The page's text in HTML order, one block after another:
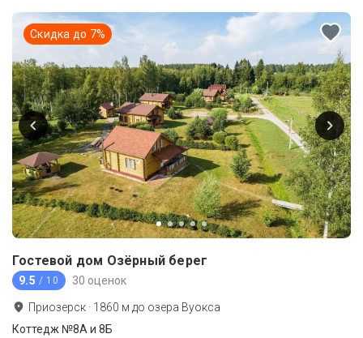
Скидка до 7%
Гостевой дом Озёрный берег
9.5 / 10 30 оценок
Приозерск · 1860 м до озера Вуокса
Коттедж №8А и 8Б